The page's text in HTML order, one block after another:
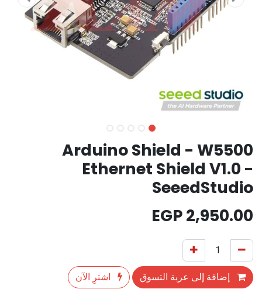
Arduino Shield - W5500
Ethernet Shield V1.0 -
SeeedStudio
2,950.00
إضافة إلى عربة التسوق اشترِ الآن